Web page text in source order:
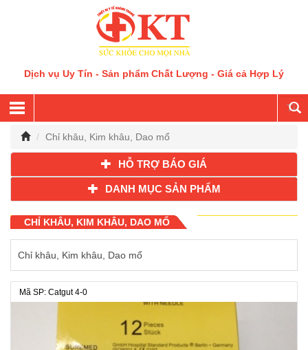
Dịch vụ Uy Tín - Sản phẩm Chất Lượng - Giá cả Hợp Lý
Chỉ khâu, Kim khâu, Dao mổ
HỖ TRỢ BÁO GIÁ
DANH MỤC SẢN PHẨM
CHỈ KHÂU, KIM KHÂU, DAO MỔ
Chỉ khâu, Kim khâu, Dao mổ
Mã SP: Catgut 4-0